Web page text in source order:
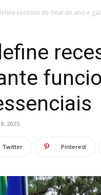
recesso de final de ano e
2025
Twitter Pinterest